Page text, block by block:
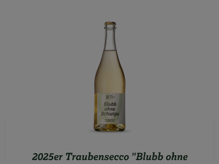
2025er Traubensecco "Blubb ohne